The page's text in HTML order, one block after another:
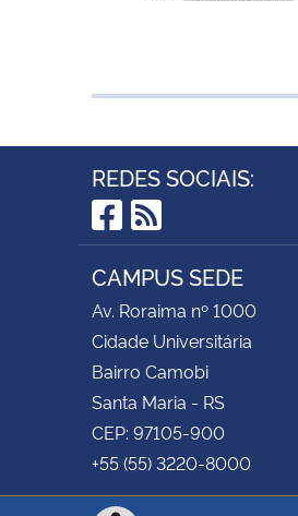
REDES SOCIAIS:
Facebook
RSS
CAMPUS SEDE
Av. Roraima nº 1000
Cidade Universitária
Bairro Camobi
Santa Maria - RS
CEP: 97105-900
+55 (55) 3220-8000